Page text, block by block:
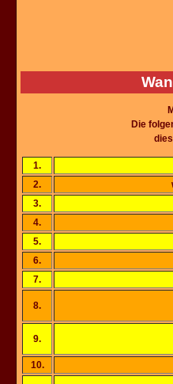
Die
1.
2.
3.
4.
5.
6.
7.
8.
9.
10.